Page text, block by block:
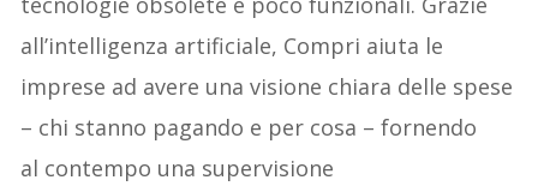
all’intelligenza artificiale, Compri aiuta le
imprese ad avere una visione chiara delle spese
– chi stanno pagando e per cosa – fornendo
al contempo una supervisione